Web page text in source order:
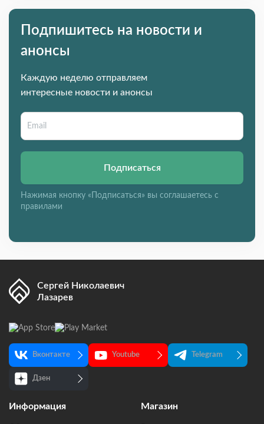
Подпишитесь на новости и
анонсы
Каждую неделю отправляем
интересные новости и анонсы
Подписаться
Нажимая кнопку «Подписаться» вы соглашаетесь с
правилами
Сергей Николаевич
Лазарев
Вконтакте Youtube Telegram
Дзен
Информация Магазин